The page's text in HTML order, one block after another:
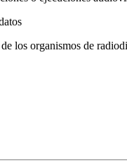
los organismos de